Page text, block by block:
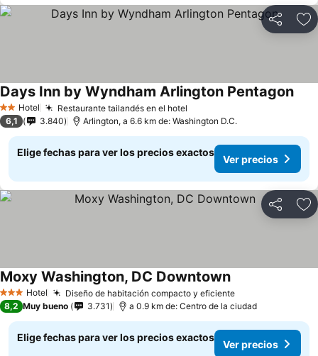
Compartir
2 Estrellas
Hotel Restaurante tailandés en el hotel
Days Inn by Wyndham Arlington PentagonVer
6,1 3.840 Arlington, a 6.6 km de: Washington D.C.
Elige fechas para ver los precios exactos
Ver precios
Compartir
3 Estrellas
Hotel Diseño de habitación compacto y eficienteVer precios
Moxy Washington, DC DowntownVer precios
8,2 Muy bueno 3.731 a 0.9 km de: Centro de la ciudad
Elige fechas para ver los precios exactos
Ver precios